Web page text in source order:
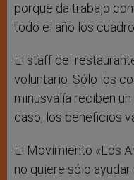
porque da trabajo
todo el año los
El staff del
voluntario. Sólo los
minusvalía reciben
caso, los beneficios
El Movimiento «Los
no quiere sólo